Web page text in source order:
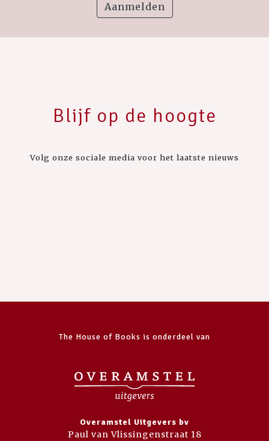
Aanmelden
Blijf op de hoogte
Volg onze sociale media voor het laatste nieuws
The House of Books is onderdeel van
Overamstel Uitgevers bv
Paul van Vlissingenstraat 18